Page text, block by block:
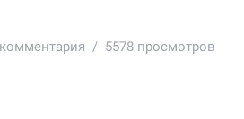
комментария 5578 просмотров